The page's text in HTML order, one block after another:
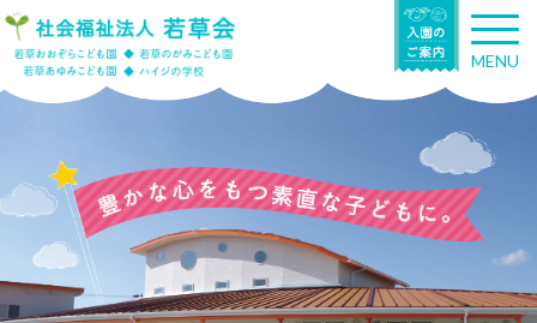
T
o
g
n
g
a
t
MENU